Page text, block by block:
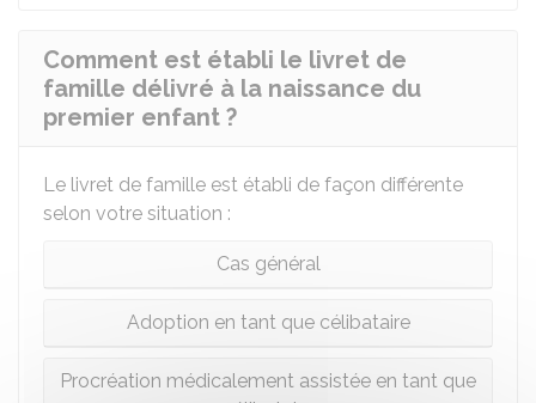
Comment est établi le livret de
famille délivré à la naissance du
premier enfant ?
Le livret de famille est établi de façon différente
selon votre situation :
Cas général
Adoption en tant que célibataire
Procréation médicalement assistée en tant que